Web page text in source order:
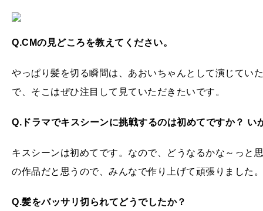
Q.CMの見どころを教えてください。
やっぱり髪を切る瞬間は、あおいちゃんとして演じてい
で、そこはぜひ注目して見ていただきたいです。
Q. ドラマでキスシーンに挑戦するのは初めてですか？ い
キスシーンは初めてです。なので、どうなるかな～っと
の作品だと思うので、みんなで作り上げて頑張りました。
Q.髪をバッサリ切られてどうでしたか？